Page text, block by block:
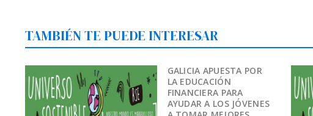
TAMBIÉN TE PUEDE INTERESAR
GALICIA APUESTA POR
LA EDUCACIÓN
FINANCIERA PARA
AYUDAR A LOS JÓVENES